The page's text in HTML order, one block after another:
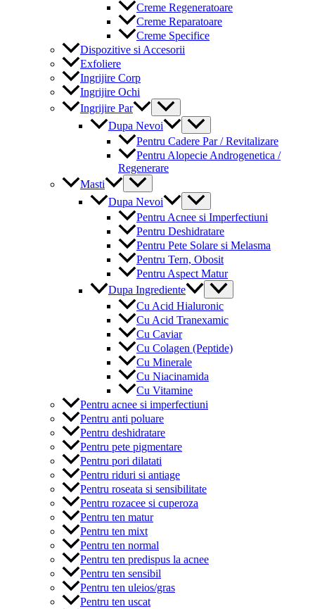
Creme Regeneratoare
Creme Reparatoare
Creme Specifice
Dispozitive si Accesorii
Exfoliere
Ingrijire Corp
Ingrijire Ochi
Ingrijire Par
Menu
Toggle
Dupa Nevoi
Menu
Toggle
Pentru Cadere Par / Revitalizare
Pentru Alopecie Androgenetica /
Regenerare
Masti
Menu
Toggle
Dupa Nevoi
Menu
Toggle
Pentru Acnee si Imperfectiuni
Pentru Deshidratare
Pentru Pete Solare si Melasma
Pentru Tern, Obosit
Pentru Aspect Matur
Dupa Ingrediente
Menu
Toggle
Cu Acid Hialuronic
Cu Acid Tranexamic
Cu Caviar
Cu Colagen (Peptide)
Cu Minerale
Cu Niacinamida
Cu Vitamine
Pentru acnee si imperfectiuni
Pentru anti poluare
Pentru deshidratare
Pentru pete pigmentare
Pentru pori dilatati
Pentru riduri si antiage
Pentru roseata si sensibilitate
Pentru rozacee si cuperoza
Pentru ten matur
Pentru ten mixt
Pentru ten normal
Pentru ten predispus la acnee
Pentru ten sensibil
Pentru ten uleios/gras
Pentru ten uscat